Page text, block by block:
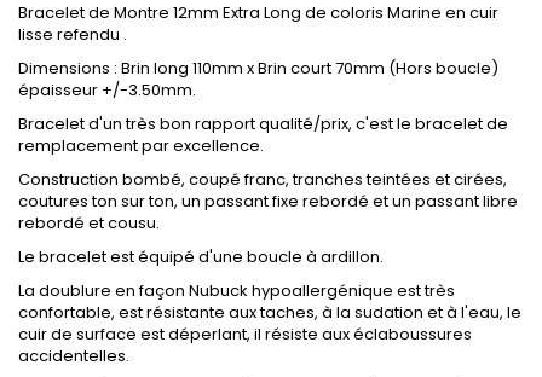
Bracelet de Montre 12mm Extra Long de coloris Marine en cuir
lisse refendu .
Dimensions : Brin long 110mm x Brin court 70mm (Hors boucle)
épaisseur +/-3.50mm.
Bracelet d'un très bon rapport qualité/prix, c'est le bracelet de
remplacement par excellence.
Construction bombé, coupé franc, tranches teintées et cirées,
coutures ton sur ton, un passant fixe rebordé et un passant libre
rebordé et cousu.
Le bracelet est équipé d'une boucle à ardillon.
La doublure en façon Nubuck hypoallergénique est très
confortable, est résistante aux taches, à la sudation et à l'eau, le
cuir de surface est déperlant, il résiste aux éclaboussures
accidentelles.